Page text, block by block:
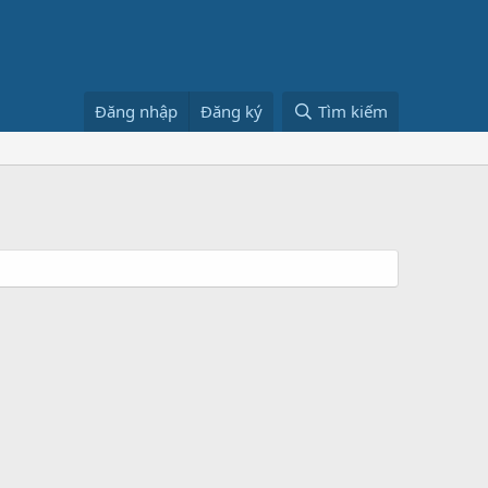
Đăng nhập Đăng ký Tìm kiếm